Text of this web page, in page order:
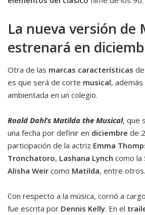
La nueva versión de
estrenará en
Otra de las marcas características
es que será de corte musical,
ambientada en un colegio.
Roald Dahl’s Matilda the Musical, que
una fecha por definir en diciembre de
participación de la actriz Emma
Tronchatoro, Lashana Lynch como la
Alisha Weir como Matilda, entre otros.
Con respecto a la música, corrió a
fue escrita por Dennis Kelly. En el